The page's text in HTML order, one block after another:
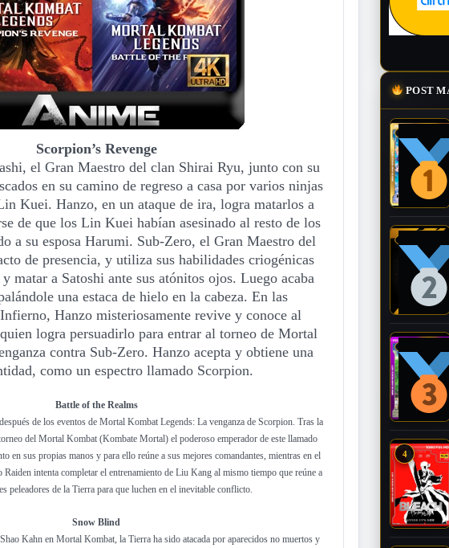
Scorpion’s Revenge
el Gran Maestro del clan Shirai Ryu, junto con su
en su camino de regreso a casa por varios ninjas
Kuei. Hanzo, en un ataque de ira, logra matarlos a
de que los Lin Kuei habían asesinado al resto de los
a su esposa Harumi. Sub-Zero, el Gran Maestro del
de presencia, y utiliza sus habilidades criogénicas
matar a Satoshi ante sus atónitos ojos. Luego acaba
una estaca de hielo en la cabeza. En las
Hanzo misteriosamente revive y conoce al
logra persuadirlo para entrar al torneo de Mortal
contra Sub-Zero. Hanzo acepta y obtiene una
como un espectro llamado Scorpion.
Battle of the Realms
de los eventos de Mortal Kombat Legends: La venganza de Scorpion. Tras la
del Mortal Kombat (Kombate Mortal) el poderoso emperador de este llamado
en sus propias manos y para ello reúne a sus mejores comandantes, mientras en el
intenta completar el entrenamiento de Liu Kang al mismo tiempo que reúne a
peleadores de la Tierra para que luchen en el inevitable conflicto.
Snow Blind
Kahn en Mortal Kombat, la Tierra ha sido atacada por aparecidos no muertos y
POST
4